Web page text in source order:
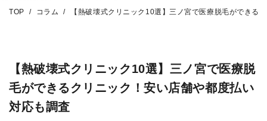
TOP コラム 【熱破壊式クリニック10選】三ノ宮で医療脱毛ができる
【熱破壊式クリニック10選】三ノ宮で医療脱
毛ができるクリニック！安い店舗や都度払い
対応も調査